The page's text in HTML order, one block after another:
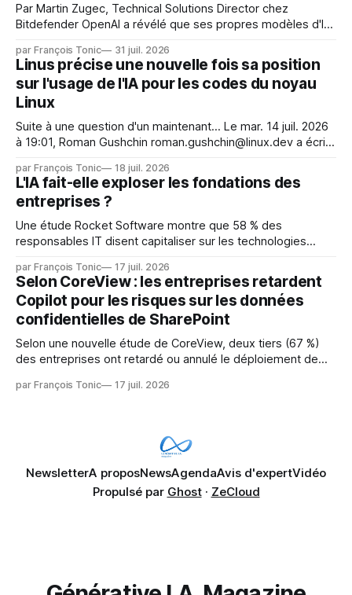
Par Martin Zugec, Technical Solutions Director chez
Bitdefender OpenAI a révélé que ses propres modèles d'IA,
s'étaient échappés de leur environnement isolé (sandbox)
et avaient mené une intrusion non autorisée sur Hugging
Face. La réaction
par François Tonic 31 juil. 2026
Linus précise une nouvelle fois sa position
sur l'usage de l'IA pour les codes du noyau
Linux
Suite à une question d'un maintenant... Le mar. 14 juil. 2026
à 19:01, Roman Gushchin roman.gushchin@linux.dev a écrit :
mainteneurs — irréalisable. Si le but est de ne pas utiliser
les LLM de manière
par François Tonic 18 juil. 2026
L'IA fait-elle exploser les fondations des
entreprises ?
Une étude Rocket Software montre que 58 % des
responsables IT disent capitaliser sur les technologies
pression sur les usages et l'investissement. Cette pression
révèle un écart entre l'ambition et la préparation.
par François Tonic 17 juil. 2026
Selon CoreView : les entreprises retardent
Copilot pour les risques sur les données
confidentielles de SharePoint
Selon une nouvelle étude de CoreView, deux tiers (67 %)
des entreprises ont retardé ou annulé le déploiement de
données confidentielles de SharePoint. Les trois quarts (75
par François Tonic 17 juil. 2026
NewsletterA proposNewsAgendaAvis d'expertVidéo
Propulsé par Ghost· ZeCloud